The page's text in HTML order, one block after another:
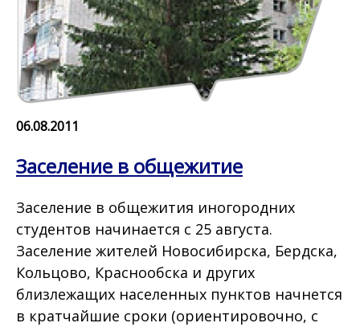
06.08.2011
Заселение в общежитие
Заселение в общежития иногородних
студентов начинается с 25 августа.
Заселение жителей Новосибирска, Бердска,
Кольцово, Краснообска и других
близлежащих населенных пунктов начнется
в кратчайшие сроки (ориентировочно, с